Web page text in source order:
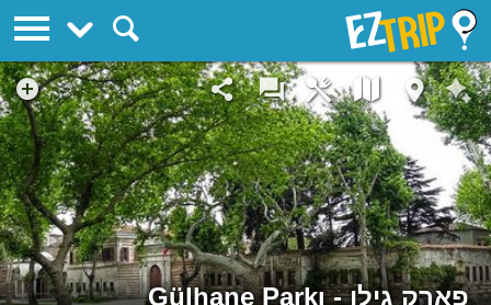
פארק גילן - Gülhane Parkı
EZTrip